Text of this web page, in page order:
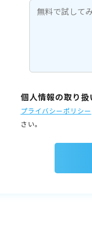
個人情報の取り扱
プライバシーポリシー
さい。